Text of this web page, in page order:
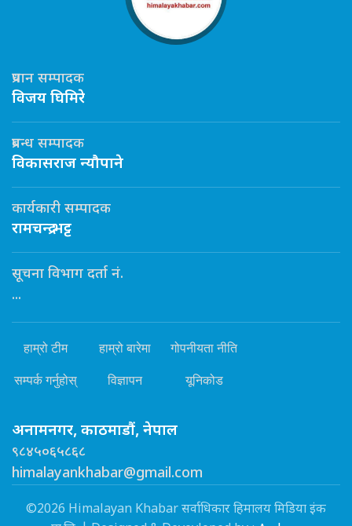
प्रधान सम्पादक
विजय घिमिरे
प्रबन्ध सम्पादक
विकासराज न्यौपाने
कार्यकारी सम्पादक
रामचन्द्र भट्ट
सूचना विभाग दर्ता नं.
...
हाम्रो टीम हाम्रो बारेमा गोपनीयता नीति
सम्पर्क गर्नुहोस् विज्ञापन यूनिकोड
अनामनगर, काठमाडौं, नेपाल
९८४५०६५८६८
himalayankhabar@gmail.com
©2026 Himalayan Khabar सर्वाधिकार हिमालय मिडिया इंक